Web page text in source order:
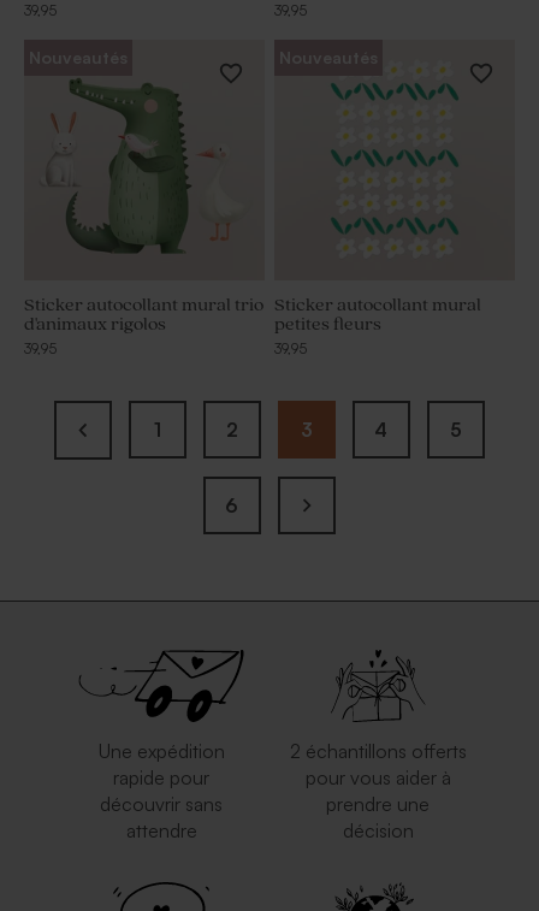
39,95 39,95
Nouveautés
Sticker autocollant mural trio
d'animaux rigolos
39,95
Nouveautés
Sticker autocollant mural
petites fleurs
39,95
1 2 3 4 5
6
Une expédition
rapide pour
découvrir sans
attendre
2 échantillons offerts
pour vous aider à
prendre une
décision